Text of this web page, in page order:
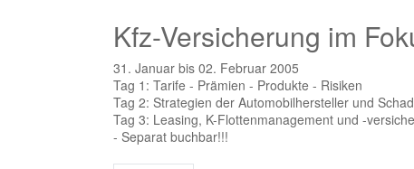
Kfz-Versicherung im
31. Januar bis 02. Februar 2005
Tag 1: Tarife - Prämien - Produkte - Risiken
Tag 2: Strategien der Automobilhersteller und
Tag 3: Leasing, K-Flottenmanagement und -
- Separat buchbar!!!